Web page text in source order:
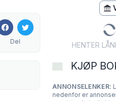
Del HENTER
KJØP
ANNONSELENKER:
nedenfor er